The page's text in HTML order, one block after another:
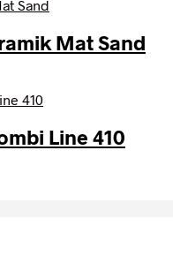
Mat Sand
Line 410